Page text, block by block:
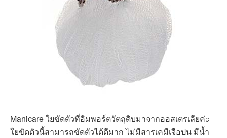
Manicare ใยขัดตัวที่อิมพอร์ตวัตถุดิบมาจากออสเตรเลียค่ะ
ใยขัดตัวนี้สามารถขัดตัวได้ดีมาก ไม่มีสารเคมีเจือปน มีน้ำ